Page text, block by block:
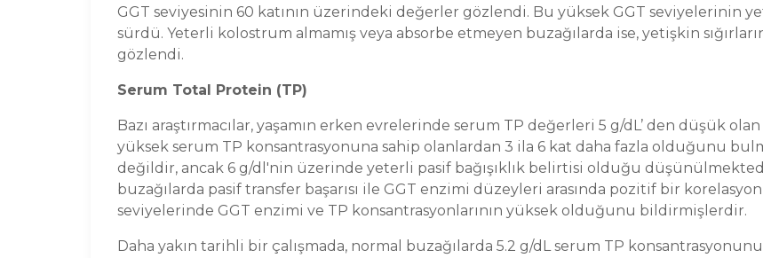
GGT seviyesinin 60 katının üzerindeki değerler gözlendi. Bu yüksek GGT seviyelerinin
sürdü. Yeterli kolostrum almamış veya absorbe etmeyen buzağılarda ise, yetişkin
gözlendi.
Serum Total Protein (TP)
Bazı araştırmacılar, yaşamın erken evrelerinde serum TP değerleri 5 g/dL’ den düşük
yüksek serum TP konsantrasyonuna sahip olanlardan 3 ila 6 kat daha fazla olduğunu
değildir, ancak 6 g/dl'nin üzerinde yeterli pasif bağışıklık belirtisi olduğu
buzağılarda pasif transfer başarısı ile GGT enzimi düzeyleri arasında pozitif bir
seviyelerinde GGT enzimi ve TP konsantrasyonlarının yüksek olduğunu bildirmişlerdir.
Daha yakın tarihli bir çalışmada, normal buzağılarda 5.2 g/dL serum TP